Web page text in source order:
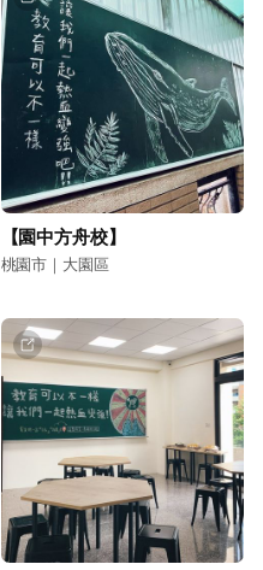
【園中方舟校】
桃園市｜大園區